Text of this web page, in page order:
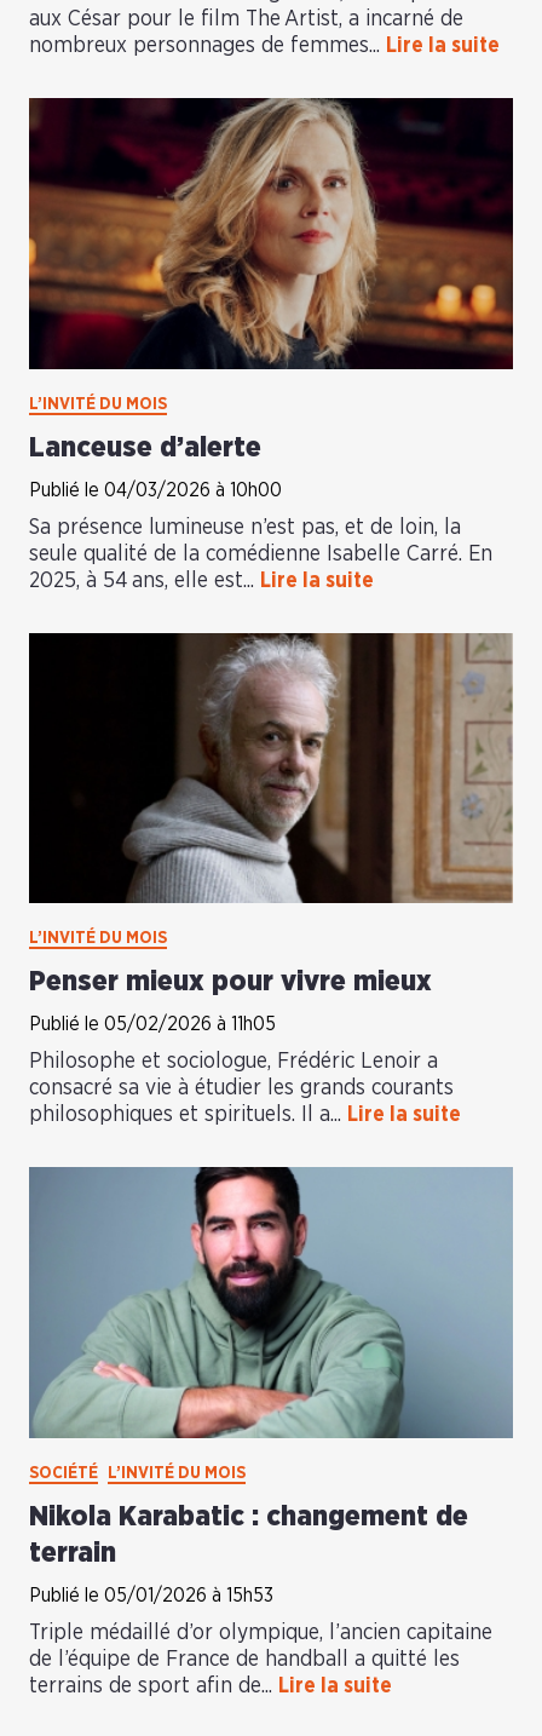
aux César pour le film The Artist, a incarné de
nombreux personnages de femmes... Lire la suite
L’INVITÉ DU MOIS
Lanceuse d’alerte
Publié le 04/03/2026 à 10h00
Sa présence lumineuse n’est pas, et de loin, la
seule qualité de la comédienne Isabelle Carré. En
2025, à 54 ans, elle est... Lire la suite
L’INVITÉ DU MOIS
Penser mieux pour vivre mieux
Publié le 05/02/2026 à 11h05
Philosophe et sociologue, Frédéric Lenoir a
consacré sa vie à étudier les grands courants
philosophiques et spirituels. Il a... Lire la suite
SOCIÉTÉ L’INVITÉ DU MOIS
Nikola Karabatic : changement de
terrain
Publié le 05/01/2026 à 15h53
Triple médaillé d’or olympique, l’ancien capitaine
de l’équipe de France de handball a quitté les
terrains de sport afin de... Lire la suite